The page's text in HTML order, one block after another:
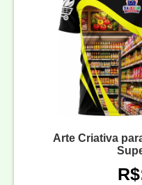
Arte Criativa